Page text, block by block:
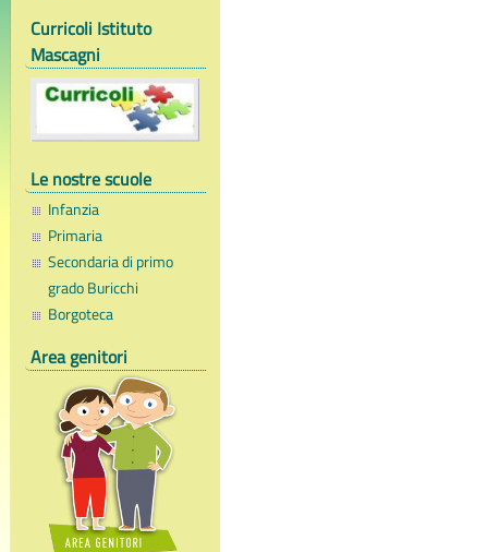
Curricoli Istituto
Mascagni
Le nostre scuole
Infanzia
Primaria
Secondaria di primo
grado Buricchi
Borgoteca
Area genitori